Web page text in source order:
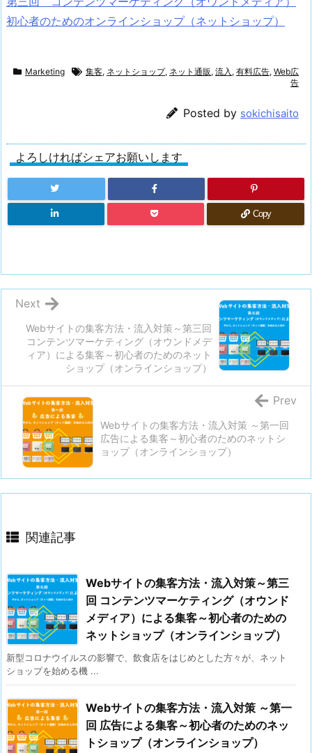
初心者のためのオンラインショップ（ネットショップ）
Marketing 集客, ネットショップ, ネット通販, 流入 , 有料広告, Web広
告
Posted by sokichisaito
よろしければシェアお願いします
Copy
Webサイトの集客方法・流入対策～第三回
コンテンツマーケティング（オウンドメデ
ィア）による集客～初心者のためのネット
ショップ（オンラインショップ）
Next
Webサイトの集客方法・流入対策 ～第一回
広告による集客～初心者のためのネットシ
ョップ（オンラインショップ）
Prev
関連記事
Webサイトの集客方法・流入対策～第三
回 コンテンツマーケティング（オウンド
メディア）による集客～初心者のための
ネットショップ（オンラインショップ）
新型コロナウイルスの影響で、飲食店をはじめとした方々が、ネット
ショップを始める機 ...
Webサイトの集客方法・流入対策 ～第一
回 広告による集客～初心者のためのネッ
トショップ（オンラインショップ）